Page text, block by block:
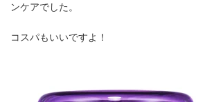
ンケアでした。
コスパもいいですよ！